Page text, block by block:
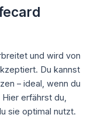
und wird von
Du kannst
– ideal, wenn du
erfährst du,
sie optimal nutzt.